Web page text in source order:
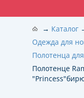
Каталог
Одежда для
Полотенца
Полотенце